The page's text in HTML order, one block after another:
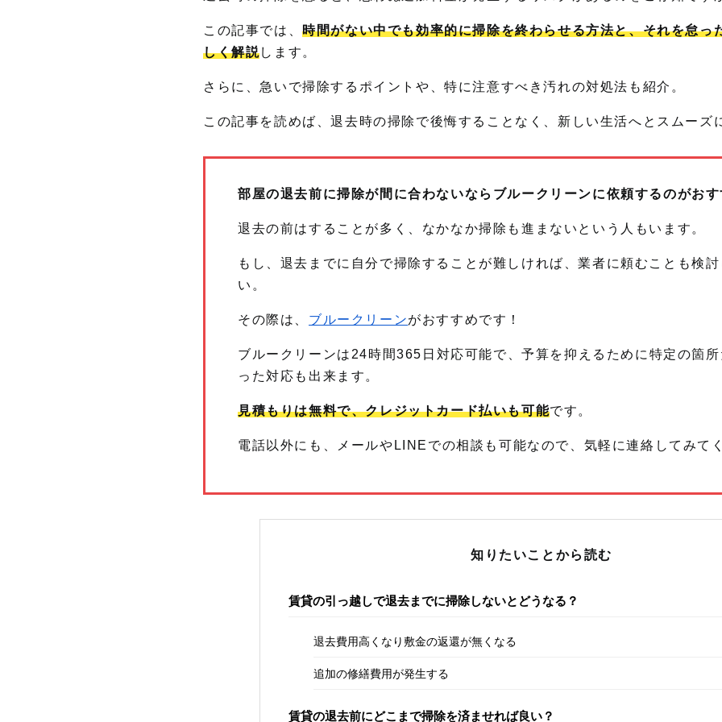
この記事では、時間がない中でも効率的に掃除を終わらせる方法と、それを怠っ
しく解説します。
さらに、急いで掃除するポイントや、特に注意すべき汚れの対処法も紹介。
この記事を読めば、退去時の掃除で後悔することなく、新しい生活へとスムーズ
部屋の退去前に掃除が間に合わないならブルークリーンに依頼するのがおす
退去の前はすることが多く、なかなか掃除も進まないという人もいます。
もし、退去までに自分で掃除することが難しければ、業者に頼むことも検討
い。
その際は、 ブルークリーンがおすすめです！
ブルークリーンは24時間365日対応可能で、予算を抑えるために特定の箇
った対応も出来ます。
見積もりは無料で、クレジットカード払いも可能です。
電話以外にも、メールやLINEでの相談も可能なので、気軽に連絡してみて
知りたいことから読む
賃貸の引っ越しで退去までに掃除しないとどうなる？
退去費用高くなり敷金の返還が無くなる
追加の修繕費用が発生する
賃貸の退去前にどこまで掃除を済ませれば良い？